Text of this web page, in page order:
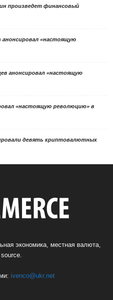
произведет финансовый
анонсировал «настоящую
анонсировал «настоящую
«настоящую революцию» в
девять криптовалютных
экономика, местная валюта,
ivenco@ukr.net